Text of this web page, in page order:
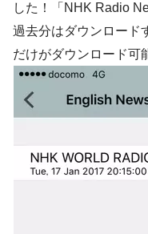
した！「NHK Radio
過去分はダウンロード
だけがダウンロード可